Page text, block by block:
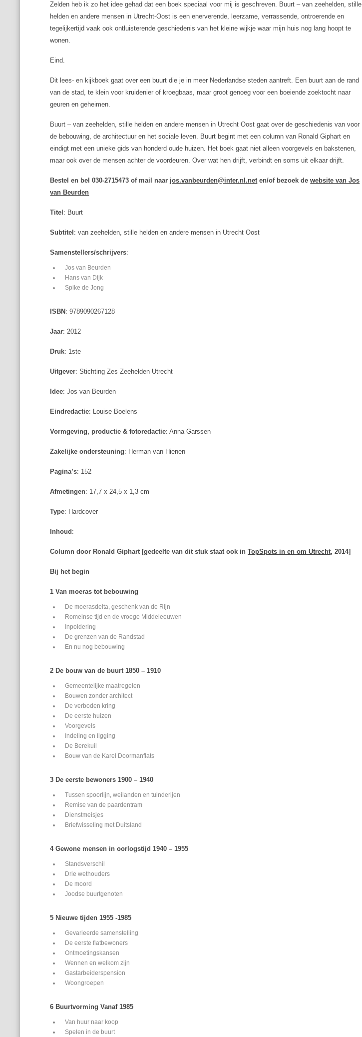
Zelden heb ik zo het idee gehad dat een boek speciaal voor mij is geschreven. Buurt – van zeehelden, stille
helden en andere mensen in Utrecht-Oost is een enerverende, leerzame, verrassende, ontroerende en
tegelijkertijd vaak ook ontluisterende geschiedenis van het kleine wijkje waar mijn huis nog lang hoopt te
wonen.
Eind.
Dit lees- en kijkboek gaat over een buurt die je in meer Nederlandse steden aantreft. Een buurt aan de rand
van de stad, te klein voor kruidenier of kroegbaas, maar groot genoeg voor een boeiende zoektocht naar
geuren en geheimen.
Buurt – van zeehelden, stille helden en andere mensen in Utrecht Oost gaat over de geschiedenis van voor
de bebouwing, de architectuur en het sociale leven. Buurt begint met een column van Ronald Giphart en
eindigt met een unieke gids van honderd oude huizen. Het boek gaat niet alleen voorgevels en bakstenen,
maar ook over de mensen achter de voordeuren. Over wat hen drijft, verbindt en soms uit elkaar drijft.
Bestel en bel 030-2715473 of mail naar jos.vanbeurden@inter.nl.neten/of bezoek dewebsite van Jos
van Beurden
Titel : Buurt
Subtitel : van zeehelden, stille helden en andere mensen in Utrecht Oost
Samenstellers/schrijvers:
Jos van Beurden
Hans van Dijk
Spike de Jong
ISBN : 9789090267128
Jaar: 2012
Druk: 1ste
Uitgever: Stichting Zes Zeehelden Utrecht
Idee: Jos van Beurden
Eindredactie: Louise Boelens
Vormgeving, productie & fotoredactie: Anna Garssen
Zakelijke ondersteuning: Herman van Hienen
Pagina’s: 152
Afmetingen: 17,7 x 24,5 x 1,3 cm
Type: Hardcover
Inhoud :
Column door Ronald Giphart [gedeelte van dit stuk staat ook inTopSpots in en om Utrecht, 2014]
Bij het begin
1 Van moeras tot bebouwing
De moerasdelta, geschenk van de Rijn
Romeinse tijd en de vroege Middeleeuwen
Inpoldering
De grenzen van de Randstad
En nu nog bebouwing
2 De bouw van de buurt 1850 – 1910
Gemeentelijke maatregelen
Bouwen zonder architect
De verboden kring
De eerste huizen
Voorgevels
Indeling en ligging
De Berekuil
Bouw van de Karel Doormanflats
3 De eerste bewoners 1900 – 1940
Tussen spoorlijn, weilanden en tuinderijen
Remise van de paardentram
Dienstmeisjes
Briefwisseling met Duitsland
4 Gewone mensen in oorlogstijd 1940 – 1955
Standsverschil
Drie wethouders
De moord
Joodse buurtgenoten
5 Nieuwe tijden 1955 -1985
Gevarieerde samenstelling
De eerste flatbewoners
Ontmoetingskansen
Wennen en welkom zijn
Gastarbeiderspension
Woongroepen
6 Buurtvorming Vanaf 1985
Van huur naar koop
Spelen in de buurt